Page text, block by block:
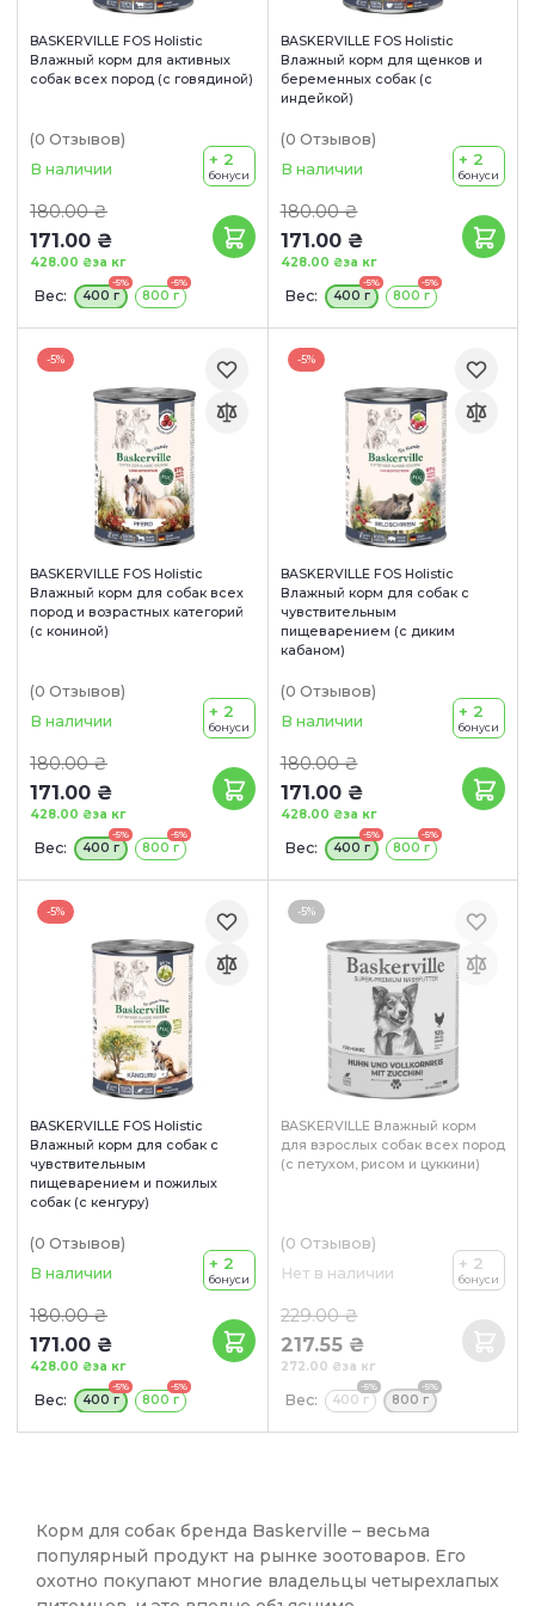
BASKERVILLE FOS Holistic
Влажный корм для активных
собак всех пород (с говядиной)
(0 Отзывов)
В наличии
180.00 ₴
171.00 ₴
за кг
428.00 ₴
+ 2
бонуси
Вес:
-5%
400 г
-5%
800 г
BASKERVILLE FOS Holistic
Влажный корм для щенков и
беременных собак (с
индейкой)
(0 Отзывов)
В наличии
180.00 ₴
171.00 ₴
за кг
428.00 ₴
+ 2
бонуси
Вес:
-5%
400 г
-5%
800 г
-5%
BASKERVILLE FOS Holistic
Влажный корм для собак всех
пород и возрастных категорий
(с кониной)
(0 Отзывов)
В наличии
180.00 ₴
171.00 ₴
за кг
428.00 ₴
+ 2
бонуси
Вес:
-5%
400 г
-5%
800 г
-5%
BASKERVILLE FOS Holistic
Влажный корм для собак с
чувствительным
пищеварением (с диким
кабаном)
(0 Отзывов)
В наличии
180.00 ₴
171.00 ₴
за кг
428.00 ₴
+ 2
бонуси
Вес:
-5%
400 г
-5%
800 г
-5%
BASKERVILLE FOS Holistic
Влажный корм для собак с
чувствительным
пищеварением и пожилых
собак (с кенгуру)
(0 Отзывов)
В наличии
180.00 ₴
171.00 ₴
за кг
428.00 ₴
+ 2
бонуси
Вес:
-5%
400 г
-5%
800 г
-5%
BASKERVILLE Влажный корм
для взрослых собак всех пород
(с петухом, рисом и цуккини)
(0 Отзывов)
Нет в наличии
229.00 ₴
217.55 ₴
за кг
272.00 ₴
+ 2
бонуси
Вес:
-5%
400 г
-5%
800 г
Корм для собак бренда Baskerville – весьма
популярный продукт на рынке зоотоваров. Его
охотно покупают многие владельцы четырехлапых